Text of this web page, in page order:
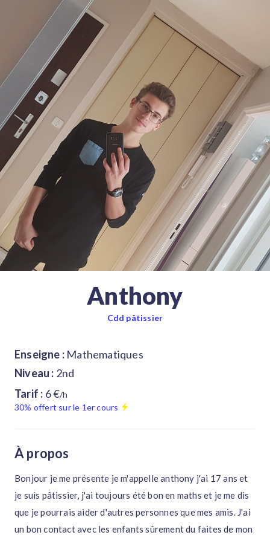
Anthony
Cdd pâtissier
Enseigne : Mathematiques
Niveau : 2nd
Tarif : 6 €/h
30% offert sur le 1er cours
À propos
Bonjour je me présente je m'appelle anthony j'ai 17 ans et
je suis pâtissier, j'ai toujours été bon en maths et je me dis
que je pourrais aider d'autres personnes que mes amis. J'ai
un bon contact avec les enfants sûrement du faites de mon